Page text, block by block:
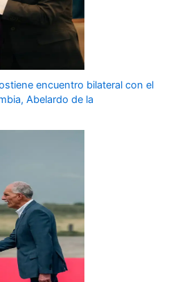
encuentro bilateral con el
Abelardo de la